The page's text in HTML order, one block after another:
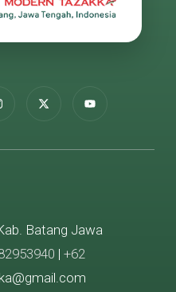
Batang Jawa
| +62